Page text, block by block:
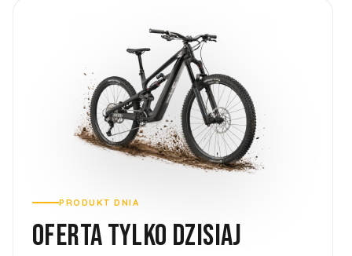
PRODUKT DNIA
OFERTA TYLKO DZISIAJ